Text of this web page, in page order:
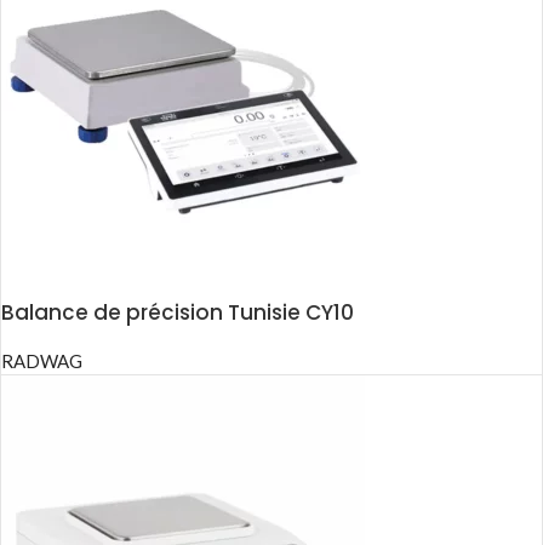
Balance de précision Tunisie CY10
RADWAG